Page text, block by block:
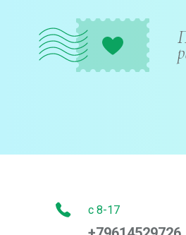
с 8-17